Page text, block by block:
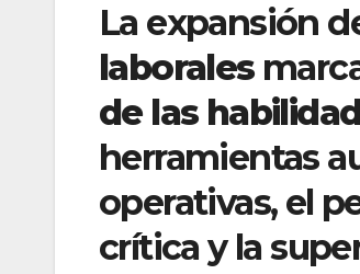
La expansión
laborales
de las
herramientas
operativas, el
crítica y la